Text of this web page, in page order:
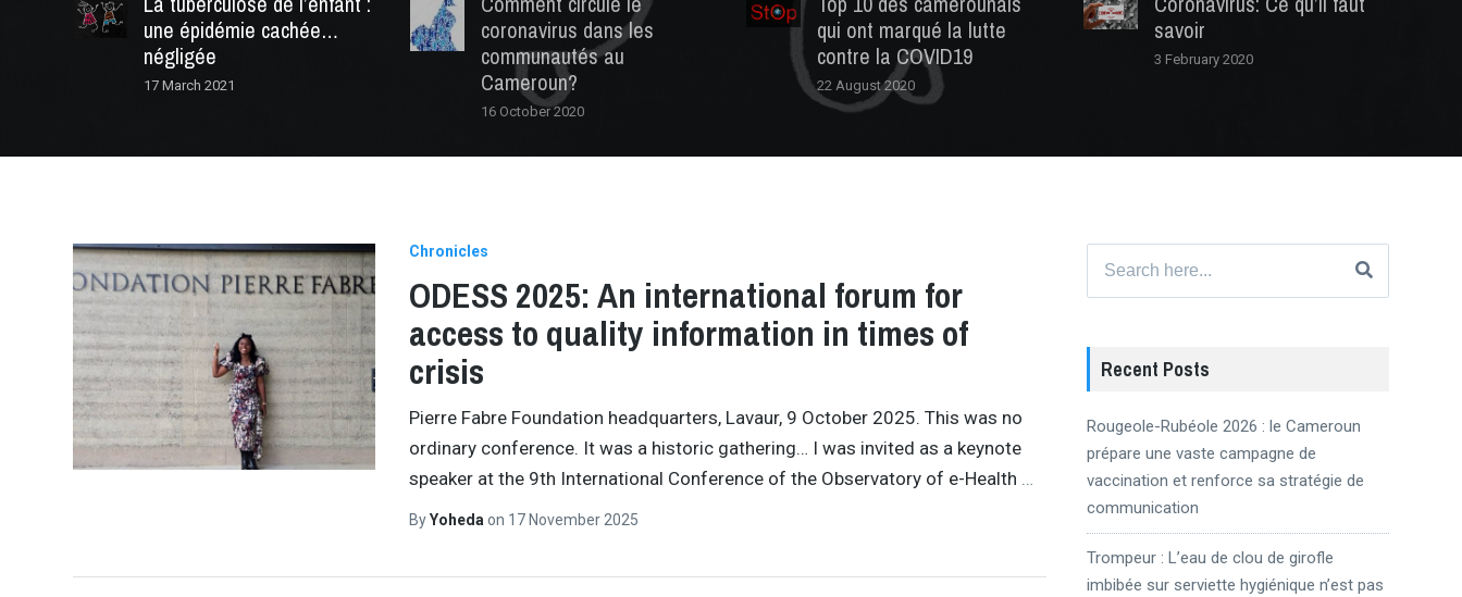
une épidémie cachée…
négligée
17 March 2021
coronavirus dans les
communautés au
Cameroun?
16 October 2020
qui ont marqué la lutte
contre la COVID19
22 August 2020
savoir
3 February 2020
Chronicles
ODESS 2025: An international forum for
access to quality information in times of
crisis
Pierre Fabre Foundation headquarters, Lavaur, 9 October 2025. This was no
ordinary conference. It was a historic gathering… I was invited as a keynote
speaker at the 9th International Conference of the Observatory of e-Health
ByYohedaon 17 November 2025
for:
Recent Posts
Rougeole-Rubéole 2026 : le Cameroun
prépare une vaste campagne de
vaccination et renforce sa stratégie de
communication
Trompeur : L’eau de clou de girofle
imbibée sur serviette hygiénique n’est pas